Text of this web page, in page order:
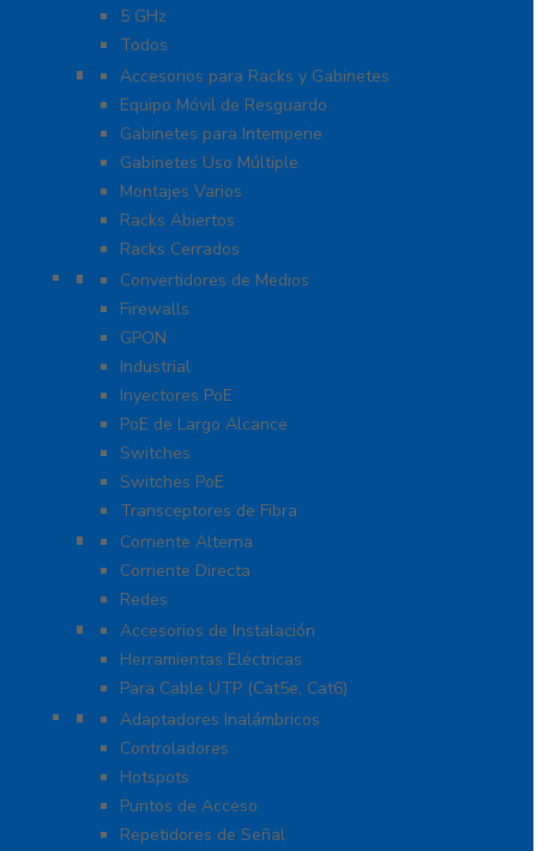
5 GHz
Todos
Racks y Gabinetes
Accesorios para Racks y Gabinetes
Equipo Móvil de Resguardo
Gabinetes para Intemperie
Gabinetes Uso Múltiple
Montajes Varios
Racks Abiertos
Racks Cerrados
Networking
Convertidores de Medios
Firewalls
GPON
Industrial
Inyectores PoE
PoE de Largo Alcance
Switches
Switches PoE
Transceptores de Fibra
Protección Contra Descargas
Corriente Alterna
Corriente Directa
Redes
Herramientas
Accesorios de Instalación
Herramientas Eléctricas
Para Cable UTP (Cat5e, Cat6)
Redes WIFI
Adaptadores Inalámbricos
Controladores
Hotspots
Puntos de Acceso
Repetidores de Señal